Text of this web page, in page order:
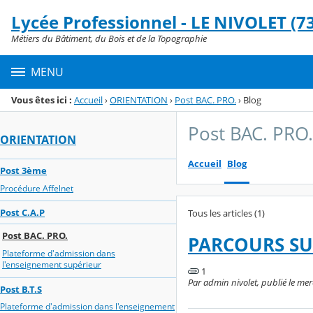
Menu de la rubrique
Contenu
Lycée Professionnel - LE NIVOLET
Métiers du Bâtiment, du Bois et de la Topographie
MENU
Vous êtes ici : Accueil›ORIENTATION › Post BAC. PRO.› Blog
ORIENTATION
Post 3ème
Procédure Affelnet
Post C.A.P
Post BAC. PRO.
Plateforme d'admission dans
l'enseignement supérieur
Post B.T.S
Plateforme d'admission dans l'enseignement
Post BAC. PRO.
Accueil Blog
Tous les articles (1)
PARCOURS
1
Par admin nivolet, publié le